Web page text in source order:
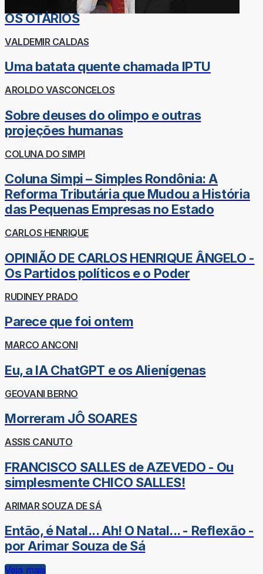
OS OTÁRIOS
VALDEMIR CALDAS
Uma batata quente chamada IPTU
AROLDO VASCONCELOS
Sobre deuses do olimpo e outras
projeções humanas
COLUNA DO SIMPI
Coluna Simpi – Simples Rondônia: A
Reforma Tributária que Mudou a História
das Pequenas Empresas no Estado
CARLOS HENRIQUE
OPINIÃO DE CARLOS HENRIQUE ÂNGELO -
Os Partidos políticos e o Poder
RUDINEY PRADO
Parece que foi ontem
MARCO ANCONI
Eu, a IA ChatGPT e os Alienígenas
GEOVANI BERNO
Morreram JÔ SOARES
ASSIS CANUTO
FRANCISCO SALLES de AZEVEDO - Ou
simplesmente CHICO SALLES!
ARIMAR SOUZA DE SÁ
Então, é Natal... Ah! O Natal... - Reflexão -
por Arimar Souza de Sá
Veja mais